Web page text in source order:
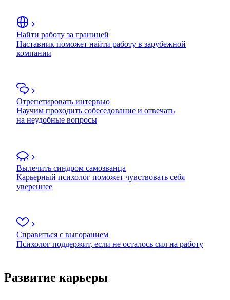
Найти работу за границей
Наставник поможет найти работу в зарубежной
компании
Отрепетировать интервью
Научим проходить собеседование и отвечать
на неудобные вопросы
Вылечить синдром самозванца
Карьерный психолог поможет чувствовать себя
увереннее
Справиться с выгоранием
Психолог поддержит, если не осталось сил на работу
Развитие карьеры